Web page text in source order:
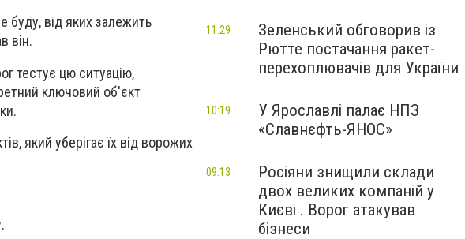
буду, від яких залежить
він.
тестує цю ситуацію,
ключовий об'єкт
який уберігає їх від ворожих
Зеленський обговорив із
Рютте постачання ракет-
перехоплювачів для України
11:29
У Ярославлі палає НПЗ
«Славнєфть-ЯНОС»
10:19
Росіяни знищили склади
двох великих компаній у
Києві . Ворог атакував
бізнеси
09:13